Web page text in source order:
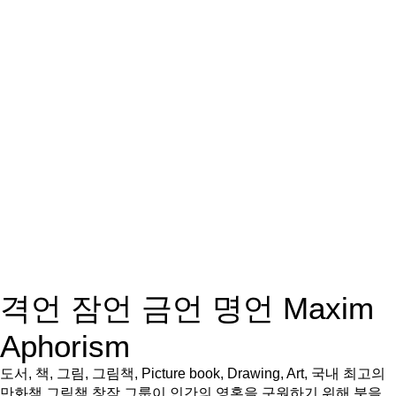
격언 잠언 금언 명언 Maxim
Aphorism
도서, 책, 그림, 그림책, Picture book, Drawing, Art, 국내 최고의